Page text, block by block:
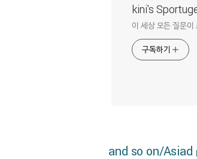
kini's
이 세상 모든 질문
구독하기
and so on/Asiad